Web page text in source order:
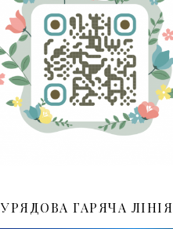
УРЯДОВА ГАРЯЧА ЛІНІЯ